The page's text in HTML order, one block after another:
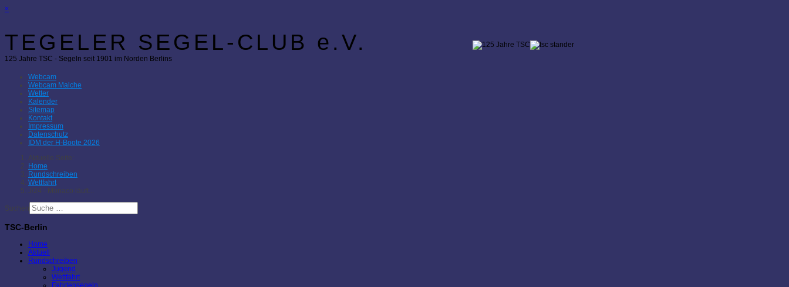
×
TEGELER SEGEL-CLUB e.V.
125 Jahre TSC - Segeln seit 1901 im Norden Berlins
Webcam
Webcam Malche
Wetter
Kalender
Sitemap
Kontakt
Impressum
Datenschutz
IDM der H-Boote 2026
Aktuelle Seite:
Home
Rundschreiben
Wettfahrt
J/24 - Monaco läuft...
Suchen
TSC-Berlin
Home
Aktuell
Rundschreiben
Jugend
Wettfahrt
Fahrtensegeln